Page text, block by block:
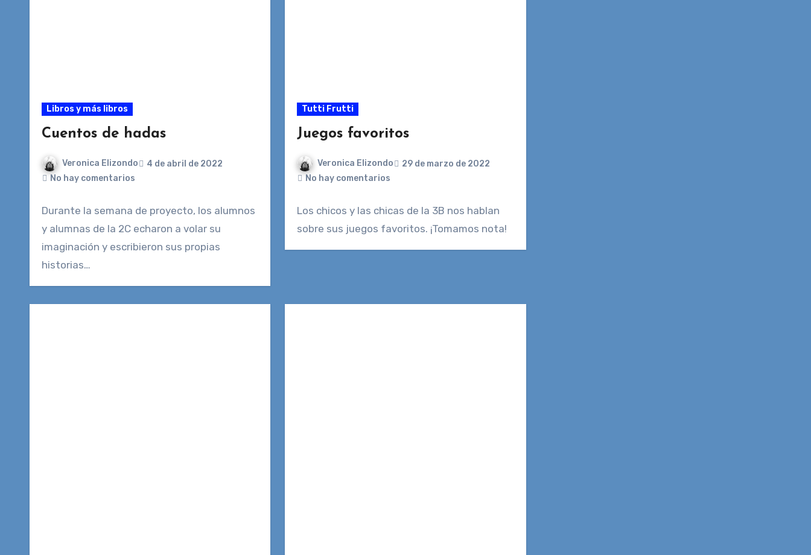
Libros y más libros
Cuentos de hadas
Veronica Elizondo
4 de abril de 2022
No hay comentarios
Durante la semana de proyecto, los alumnos
y alumnas de la 2C echaron a volar su
imaginación y escribieron sus propias
historias…
Tutti Frutti
Juegos favoritos
Veronica Elizondo
29 de marzo de 2022
No hay comentarios
Los chicos y las chicas de la 3B nos hablan
sobre sus juegos favoritos. ¡Tomamos nota!